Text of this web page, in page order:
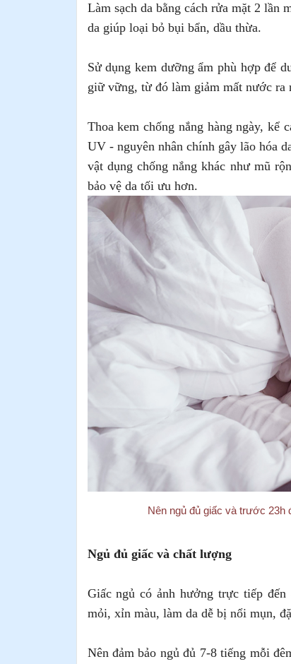
Làm sạch da bằng cách rửa mặt 2 lần
da giúp loại bỏ bụi bẩn, dầu thừa.
Sử dụng kem dưỡng ẩm phù hợp để
giữ vững, từ đó làm giảm mất nước ra
Thoa kem chống nắng hàng ngày, kể
UV - nguyên nhân chính gây lão hóa
vật dụng chống nắng khác như mũ
bảo vệ da tối ưu hơn.
Nên ngủ đủ giấc và trước 23h
Ngủ đủ giấc và chất lượng
Giấc ngủ có ảnh hưởng trực tiếp
mỏi, xỉn màu, làm da dễ bị nổi mụn,
Nên đảm bảo ngủ đủ 7-8 tiếng mỗi